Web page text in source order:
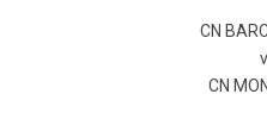
CN
CN